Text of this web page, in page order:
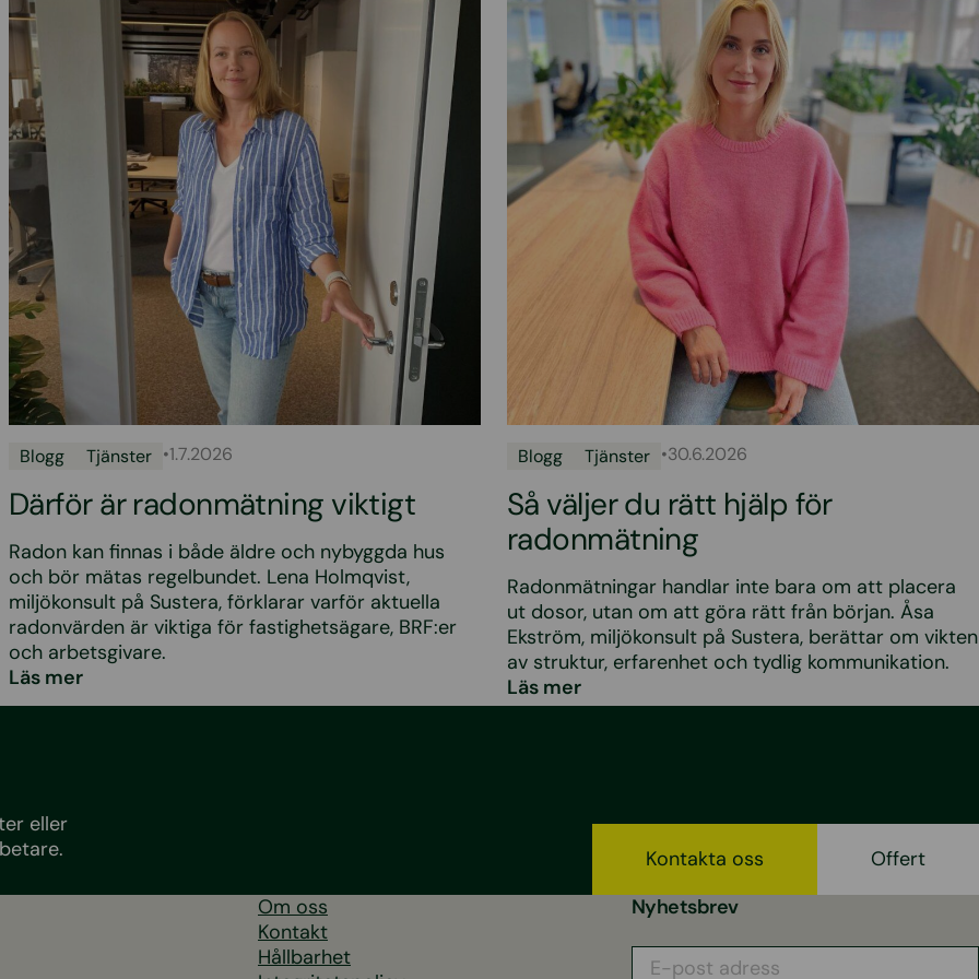
Blogg Tjänster •1.7.2026
Därför är radonmätning viktigt
Radon kan finnas i både äldre och nybyggda hus
och bör mätas regelbundet. Lena Holmqvist,
miljökonsult på Sustera, förklarar varför aktuella
radonvärden är viktiga för fastighetsägare, BRF:er
och arbetsgivare.
Läs mer
Blogg Tjänster •30.6.2026
Så väljer du rätt hjälp för
radonmätning
Radonmätningar handlar inte bara om att placera
ut dosor, utan om att göra rätt från början. Åsa
Ekström, miljökonsult på Sustera, berättar om vikten
av struktur, erfarenhet och tydlig kommunikation.
Läs mer
eller
Kontakta oss
Offert
Om oss
Kontakt
Hållbarhet
Nyhetsbrev
E-